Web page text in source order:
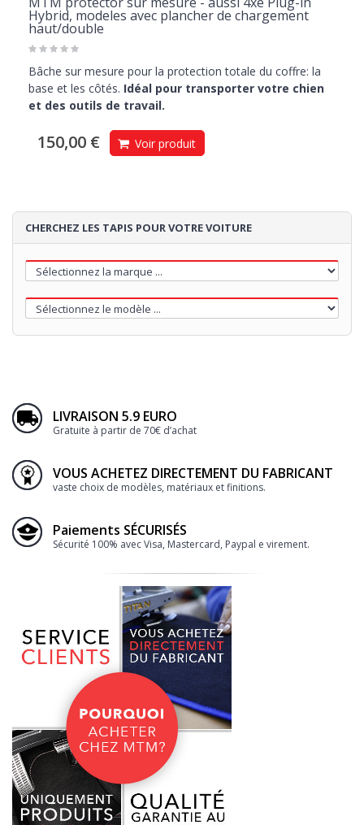
Hybrid, modeles avec plancher de chargement
haut/double
Bâche sur mesure pour la protection totale du coffre: la
base et les côtés. Idéal pour transporter votre chien
et des outils de travail.
150,00 € Voir produit
CHERCHEZ LES TAPIS POUR VOTRE VOITURE
LIVRAISON 5.9 EURO
Gratuite à partir de 70€ d’achat
VOUS ACHETEZ DIRECTEMENT DU FABRICANT
vaste choix de modèles, matériaux et finitions.
Paiements SÉCURISÉS
Sécurité 100% avec Visa, Mastercard, Paypal e virement.